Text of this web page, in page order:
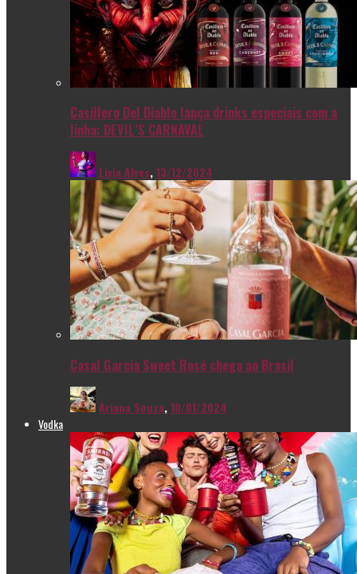
Casillero Del Diablo lança drinks especiais com a
linha: DEVIL’S CARNAVAL
Livia Alves,13/12/2024
Casal Garcia Sweet Rosé chega ao Brasil
Ariana Souza,10/01/2024
Vodka